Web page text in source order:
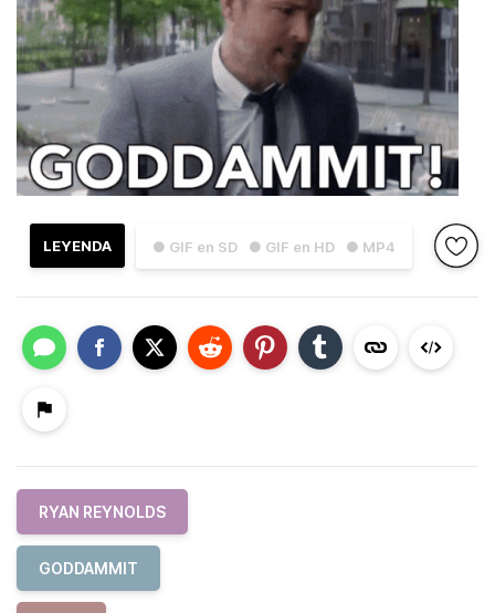
● GIF en SD ● GIF en HD ● MP4
LEYENDA
RYAN REYNOLDS
GODDAMMIT